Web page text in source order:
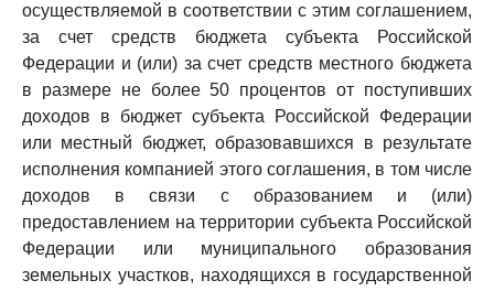
осуществляемой в соответствии с этим соглашением,
за счет средств бюджета субъекта Российской
Федерации и (или) за счет средств местного бюджета
в размере не более 50 процентов от поступивших
доходов в бюджет субъекта Российской Федерации
или местный бюджет, образовавшихся в результате
исполнения компанией этого соглашения, в том числе
доходов в связи с образованием и (или)
предоставлением на территории субъекта Российской
Федерации или муниципального образования
земельных участков, находящихся в государственной